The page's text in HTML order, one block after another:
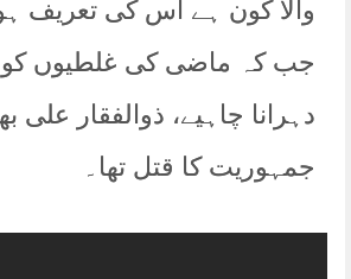
والا کون ہے اس کی تعریف
جب کہ ماضی کی غلطیوں کو
دہرانا چاہیے، ذوالفقار علی
جمہوریت کا قتل تھا۔